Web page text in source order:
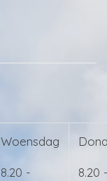
Woensdag
8.20 -
8.20